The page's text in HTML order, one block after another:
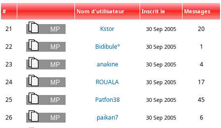
# Nom d'utilisateur Inscrit le Messages
21 Kstor 30 Sep 2005 20
22 Bidibule° 30 Sep 2005 1
23 anakine 30 Sep 2005 4
24 ROUALA 30 Sep 2005 17
25 Patfon38 30 Sep 2005 45
26 paikan7 30 Sep 2005 6